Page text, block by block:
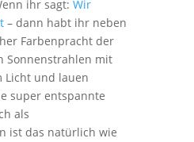
ihr sagt: Wir
– dann habt ihr neben
Farbenpracht der
Sonnenstrahlen mit
Licht und lauen
super entspannte
als
ist das natürlich wie